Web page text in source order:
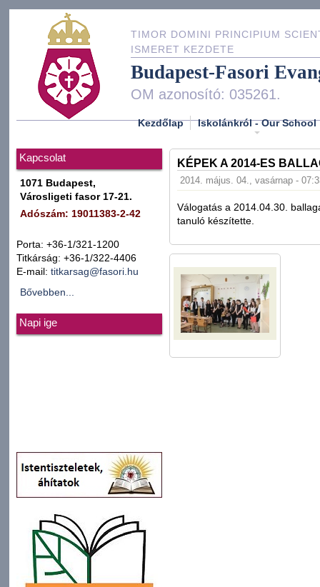
TIMOR DOMINI PRINCIPIUM
ISMERET KEZDETE
Budapest-Fasori
OM azonosító: 035261.
Kezdőlap Iskolánkról - Our School
Kapcsolat
1071 Budapest,
Városligeti fasor 17-21.
Adószám: 19011383-2-42
Porta: +36-1/321-1200
Titkárság: +36-1/322-4406
E-mail: titkarsag@fasori.hu
Bővebben...
Napi ige
KÉPEK A 2014-ES
2014. május. 04., vasárnap -
Válogatás a 2014.04.30.
tanuló készítette.